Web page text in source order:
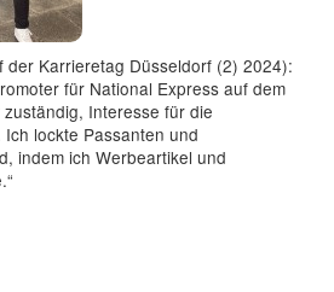
der Karrieretag Düsseldorf (2) 2024):
für National Express auf dem
Interesse für die
lockte Passanten und
indem ich Werbeartikel und